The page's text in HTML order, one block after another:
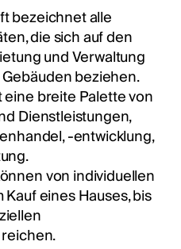
bezeichnet alle
die sich auf den
und Verwaltung
beziehen.
breite Palette von
Dienstleistungen,
-entwicklung,
von individuellen
eines Hauses, bis